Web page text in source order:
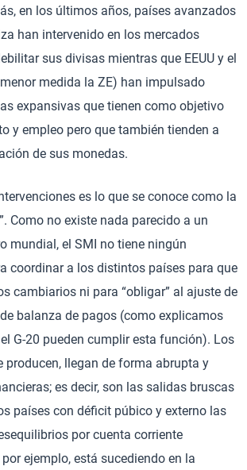
en los últimos años, países avanzados
han intervenido en los mercados
sus divisas mientras que EEUU y el
medida la ZE) han impulsado
expansivas que tienen como objetivo
y empleo pero que también tienden a
de sus monedas.
es lo que se conoce como la
Como no existe nada parecido a un
mundial, el SMI no tiene ningún
coordinar a los distintos países para que
cambiarios ni para “obligar” al ajuste de
balanza de pagos (como explicamos
G-20 pueden cumplir esta función). Los
producen, llegan de forma abrupta y
es decir, son las salidas bruscas
países con déficit púbico y externo las
por cuenta corriente
ejemplo, está sucediendo en la